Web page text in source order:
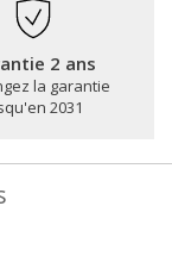
2 ans
la garantie
2031